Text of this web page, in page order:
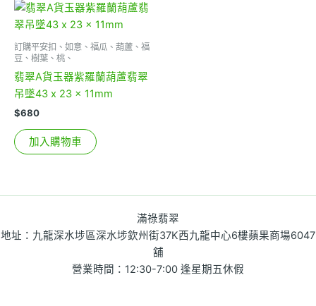
訂購平安扣、如意、福瓜、葫蘆、福
豆、樹葉、桃、
翡翠A貨玉器紫羅蘭葫蘆翡翠
吊墜43 x 23 x 11mm
$680
加入購物車
滿祿翡翠
地址：九龍深水埗區深水埗欽州街37K西九龍中心6樓蘋果商場6047
舖
營業時間：12:30-7:00 逢星期五休假